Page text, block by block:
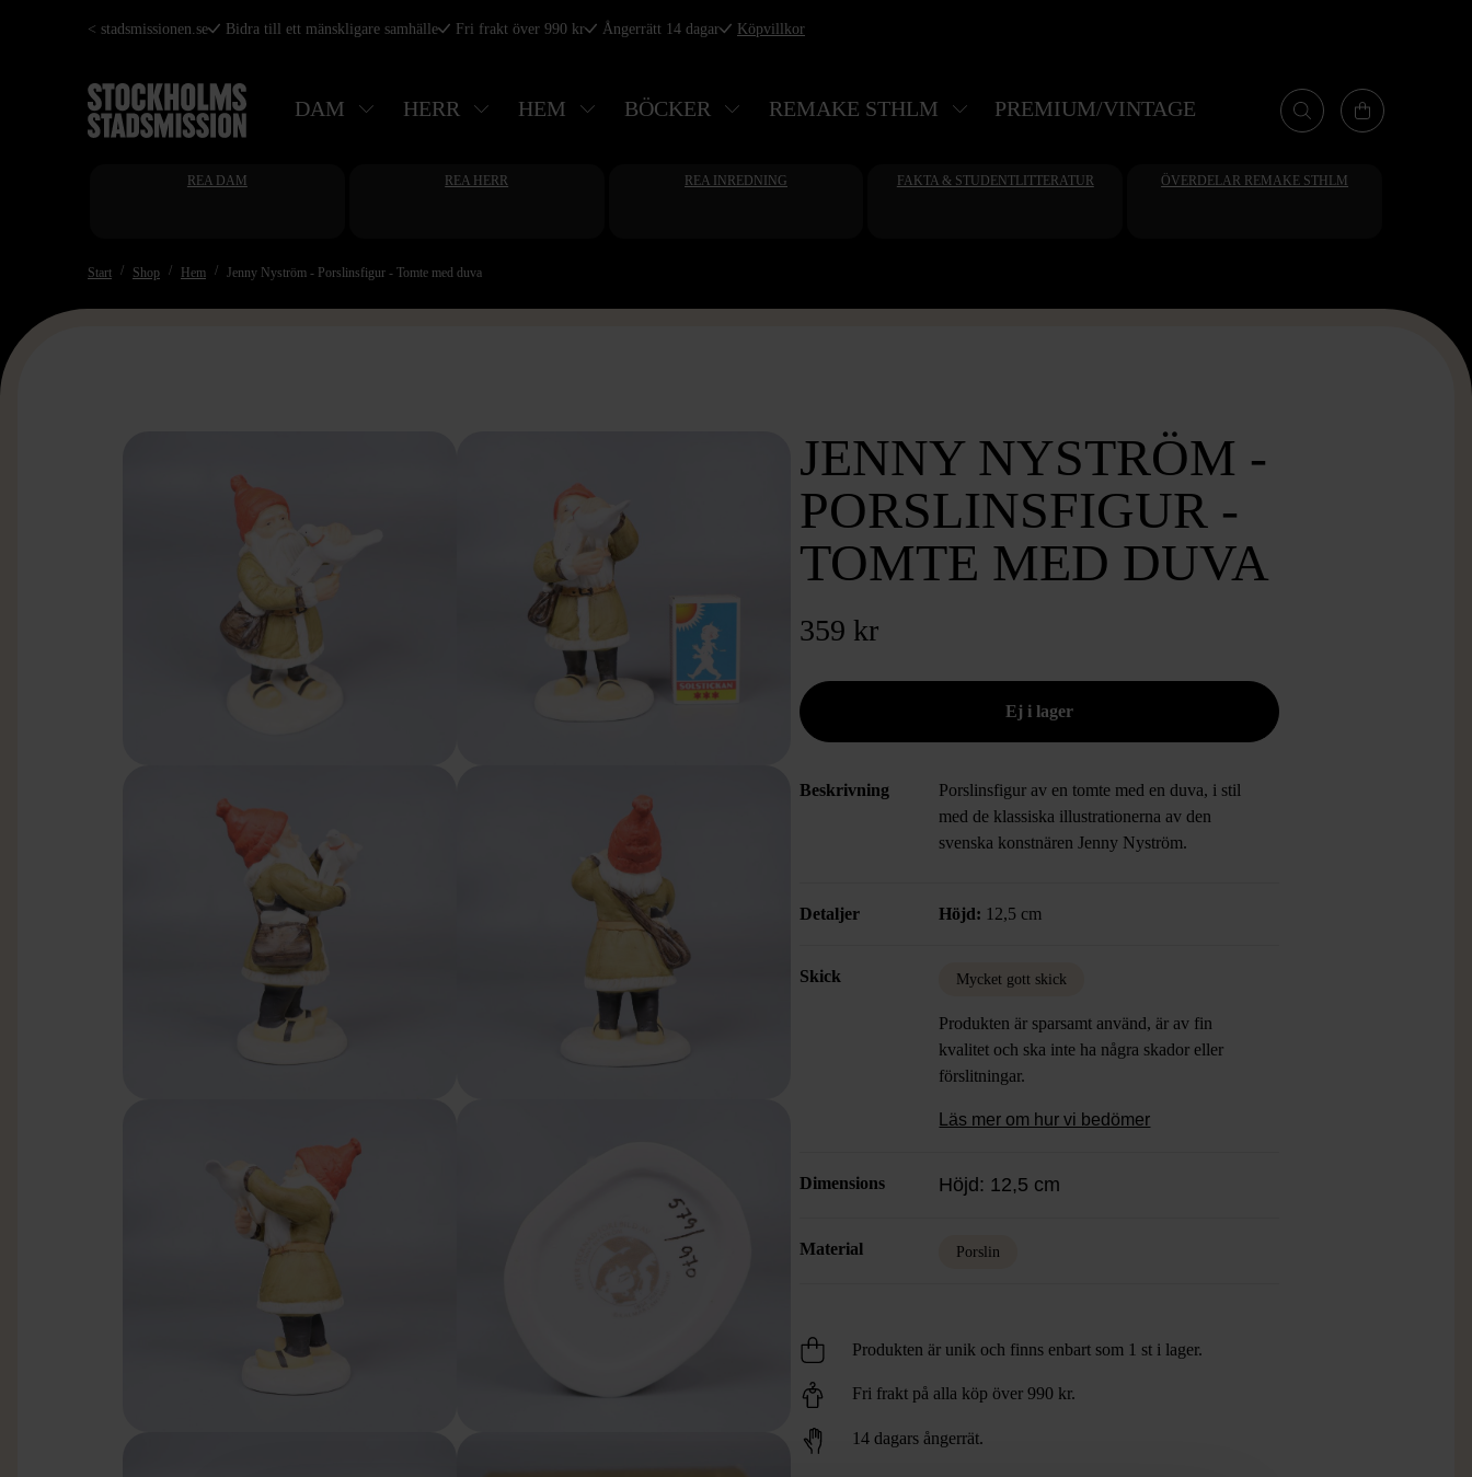
Hoppa
huvudinnehåll
< stadsmissionen.se Bidra till ett mänskligare samhälle Fri frakt över 990 kr Ångerrätt 14 dagar Köpvillkor
DAM HERR HEM BÖCKER REMAKE STHLM PREMIUM/VINTAGE
REA DAM REA HERR REA INREDNING FAKTA & STUDENTLITTERATUR ÖVERDELAR REMAKE STHLM
Start Shop Hem Jenny Nyström - Porslinsfigur - Tomte med duva
JENNY NYSTRÖM -
PORSLINSFIGUR -
TOMTE MED DUVA
359 kr
Beskrivning
Porslinsfigur av en tomte med en duva, i stil
med de klassiska illustrationerna av den
svenska konstnären Jenny Nyström.
Detaljer Höjd: 12,5 cm
Skick Mycket gott skick
Produkten är sparsamt använd, är av fin
kvalitet och ska inte ha några skador eller
förslitningar.
Läs mer om hur vi bedömer
Dimensions Höjd: 12,5 cm
Material Porslin
Produkten är unik och finns enbart som 1 st i lager.
Fri frakt på alla köp över 990 kr.
14 dagars ångerrät.